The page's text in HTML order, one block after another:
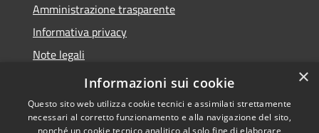
Amministrazione trasparente
Informativa privacy
Note legali
Dichiarazione di accessibilità
×
Informazioni sui cookie
Questo sito web utilizza cookie tecnici e assimilati strettamente
necessari al corretto funzionamento e alla navigazione del sito,
nonché un cookie tecnico analitico al solo fine di elaborare